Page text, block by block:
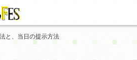
と、当日の提示方法